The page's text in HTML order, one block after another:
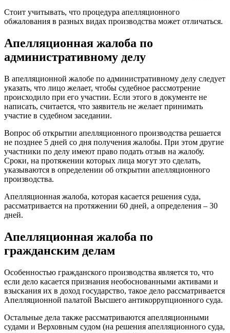
Стоит учитывать, что процедура апелляционного
обжалования в разных видах производства может отличаться.
Апелляционная жалоба по
административному делу
В апелляционной жалобе по административному делу следует
указать, что лицо желает, чтобы судебное рассмотрение
происходило при его участии. Если этого в документе не
написать, считается, что заявитель не желает принимать
участие в судебном заседании.
Вопрос об открытии апелляционного производства решается
не позднее 5 дней со дня получения жалобы. При этом другие
участники по делу имеют право подать отзыв на жалобу.
Сроки, на протяжении которых лица могут это сделать,
указываются в определении об открытии апелляционного
производства.
Апелляционная жалоба, которая касается решения суда,
рассматривается на протяжении 60 дней, а определения – 30
дней.
Апелляционная жалоба по
гражданским делам
Особенностью гражданского производства является то, что
если дело касается признания необоснованными активами и
взыскания их в доход государство, такое дело рассматривается
Апелляционной палатой Высшего антикоррупционного суда.
Остальные дела также рассматриваются апелляционными
судами и Верховным судом (на решения апелляционного суда,